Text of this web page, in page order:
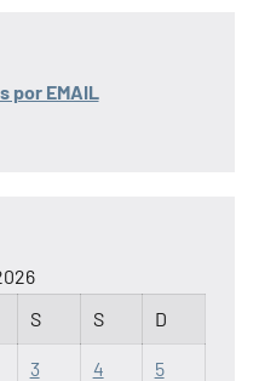
por EMAIL
S S D
3 4 5